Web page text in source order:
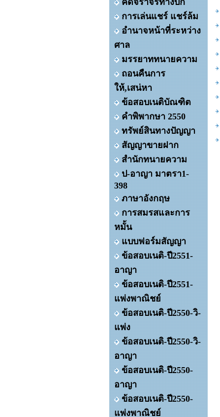
คดีจราจรทางบก
การเล่นแชร์ แชร์ล้ม
อำนาจหน้าที่ระหว่าง
ศาล
มรรยาททนายความ
ถอนคืนการ
ให้,เสน่หา
ข้อสอบเนติบัณฑิต
คำพิพากษา 2550
ทรัพย์สินทางปัญญา
สัญญาขายฝาก
สำนักทนายความ
ป-อาญา มาตรา1-
398
ภาษาอังกฤษ
การสมรสและการ
หมั้น
แบบฟอร์มสัญญา
ข้อสอบเนติ-ปี2551-
อาญา
ข้อสอบเนติ-ปี2551-
แพ่งพาณิชย์
ข้อสอบเนติ-ปี2550-วิ-
แพ่ง
ข้อสอบเนติ-ปี2550-วิ-
อาญา
ข้อสอบเนติ-ปี2550-
อาญา
ข้อสอบเนติ-ปี2550-
แพ่งพาณิชย์